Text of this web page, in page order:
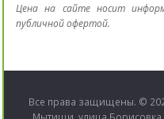
Цена на сайте носит
публичной офертой.
Все права защищены. ©